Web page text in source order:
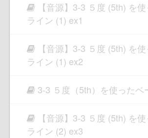
【音源】3-3 ５度 (5th) を
ライン (1) ex1
【音源】3-3 ５度 (5th) を
ライン (1) ex2
3-3 ５度（5th）を使ったベ
【音源】3-3 ５度 (5th) を
ライン (2) ex3